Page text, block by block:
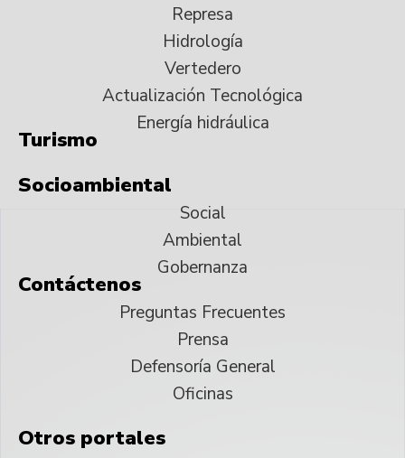
Represa
Hidrología
Vertedero
Actualización Tecnológica
Energía hidráulica
Turismo
Socioambiental
Social
Ambiental
Gobernanza
Contáctenos
Preguntas Frecuentes
Prensa
Defensoría General
Oficinas
Otros portales